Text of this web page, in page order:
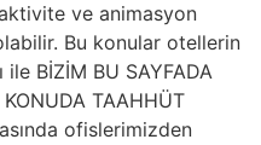
ve animasyon
Bu konular otellerin
BİZİM BU SAYFADA
KONUDA TAAHHÜT
ofislerimizden